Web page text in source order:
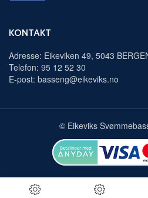
KONTAKT
Adresse: Eikeviken 49, 5043
Telefon: 95 12 52 30
E-post: basseng@eikeviks.no
© Eikeviks